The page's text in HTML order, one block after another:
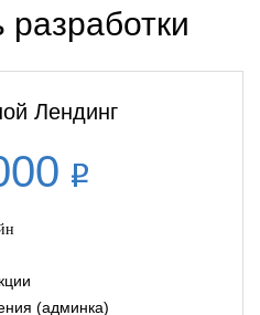
Лендинг
(админка)